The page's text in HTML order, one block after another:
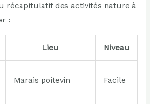
récapitulatif des activités nature à
:
Lieu Niveau
Marais poitevin Facile